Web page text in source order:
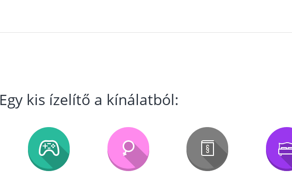
Egy kis ízelítő a kínálatból: